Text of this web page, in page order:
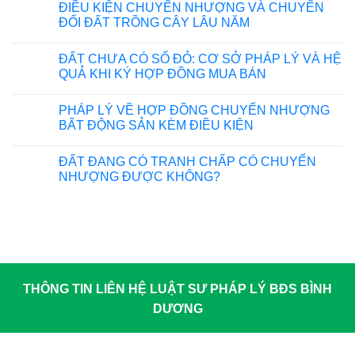
ĐIỀU KIỆN CHUYỂN NHƯỢNG VÀ CHUYỂN
ĐỔI ĐẤT TRỒNG CÂY LÂU NĂM
ĐẤT CHƯA CÓ SỔ ĐỎ: CƠ SỞ PHÁP LÝ VÀ HỆ
QUẢ KHI KÝ HỢP ĐỒNG MUA BÁN
PHÁP LÝ VỀ HỢP ĐỒNG CHUYỂN NHƯỢNG
BẤT ĐỘNG SẢN KÈM ĐIỀU KIỆN
ĐẤT ĐANG CÓ TRANH CHẤP CÓ CHUYỂN
NHƯỢNG ĐƯỢC KHÔNG?
THÔNG TIN LIÊN HỆ LUẬT SƯ PHÁP LÝ BĐS BÌNH
DƯƠNG